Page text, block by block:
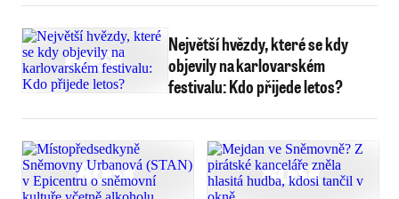
Největší hvězdy, které se kdy
objevily na karlovarském
festivalu: Kdo přijede letos?